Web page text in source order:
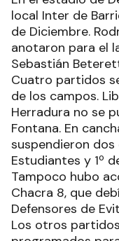
local Inter de
de Diciembre.
anotaron para el
Sebastián
Cuatro partidos
de los campos.
Herradura no se
Fontana. En
suspendieron dos
Estudiantes y 1º
Tampoco hubo
Chacra 8, que
Defensores de
Los otros